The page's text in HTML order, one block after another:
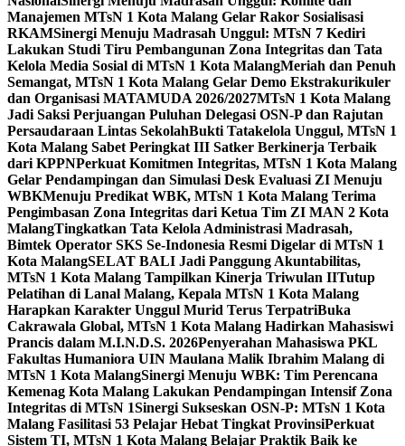
Manajemen MTsN 1 Kota Malang Gelar Rakor Sosialisasi
RKAMSinergi Menuju Madrasah Unggul: MTsN 7 Kediri
Lakukan Studi Tiru Pembangunan Zona Integritas dan Tata
Kelola Media Sosial di MTsN 1 Kota MalangMeriah dan Penuh
Semangat, MTsN 1 Kota Malang Gelar Demo Ekstrakurikuler
dan Organisasi MATAMUDA 2026/2027MTsN 1 Kota Malang
Jadi Saksi Perjuangan Puluhan Delegasi OSN-P dan Rajutan
Persaudaraan Lintas SekolahBukti Tatakelola Unggul, MTsN 1
Kota Malang Sabet Peringkat III Satker Berkinerja Terbaik
dari KPPNPerkuat Komitmen Integritas, MTsN 1 Kota Malang
Gelar Pendampingan dan Simulasi Desk Evaluasi ZI Menuju
WBKMenuju Predikat WBK, MTsN 1 Kota Malang Terima
Pengimbasan Zona Integritas dari Ketua Tim ZI MAN 2 Kota
MalangTingkatkan Tata Kelola Administrasi Madrasah,
Bimtek Operator SKS Se-Indonesia Resmi Digelar di MTsN 1
Kota MalangSELAT BALI Jadi Panggung Akuntabilitas,
MTsN 1 Kota Malang Tampilkan Kinerja Triwulan IITutup
Pelatihan di Lanal Malang, Kepala MTsN 1 Kota Malang
Harapkan Karakter Unggul Murid Terus TerpatriBuka
Cakrawala Global, MTsN 1 Kota Malang Hadirkan Mahasiswi
Prancis dalam M.I.N.D.S. 2026Penyerahan Mahasiswa PKL
Fakultas Humaniora UIN Maulana Malik Ibrahim Malang di
MTsN 1 Kota MalangSinergi Menuju WBK: Tim Perencana
Kemenag Kota Malang Lakukan Pendampingan Intensif Zona
Integritas di MTsN 1Sinergi Sukseskan OSN-P: MTsN 1 Kota
Malang Fasilitasi 53 Pelajar Hebat Tingkat ProvinsiPerkuat
Sistem TI, MTsN 1 Kota Malang Belajar Praktik Baik ke